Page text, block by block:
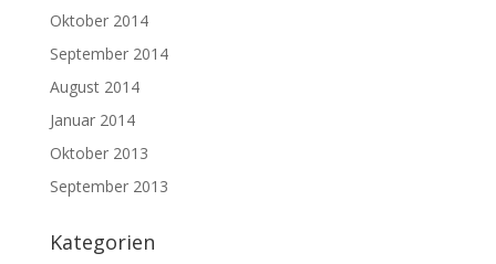
Oktober 2014
September 2014
August 2014
Januar 2014
Oktober 2013
September 2013
Kategorien